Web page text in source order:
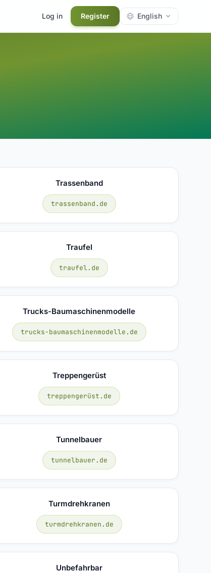
Log in Register English
Trassenband
trassenband.de
Traufel
traufel.de
Trucks-Baumaschinenmodelle
trucks-baumaschinenmodelle.de
Treppengerüst
treppengerüst.de
Tunnelbauer
tunnelbauer.de
Turmdrehkranen
turmdrehkranen.de
Unbefahrbar